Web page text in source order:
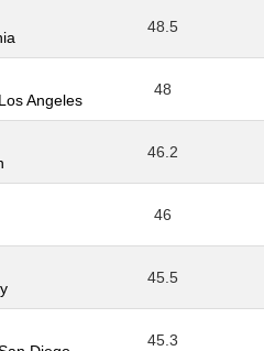
48.5
Angeles
48
46.2
46
45.5
45.3